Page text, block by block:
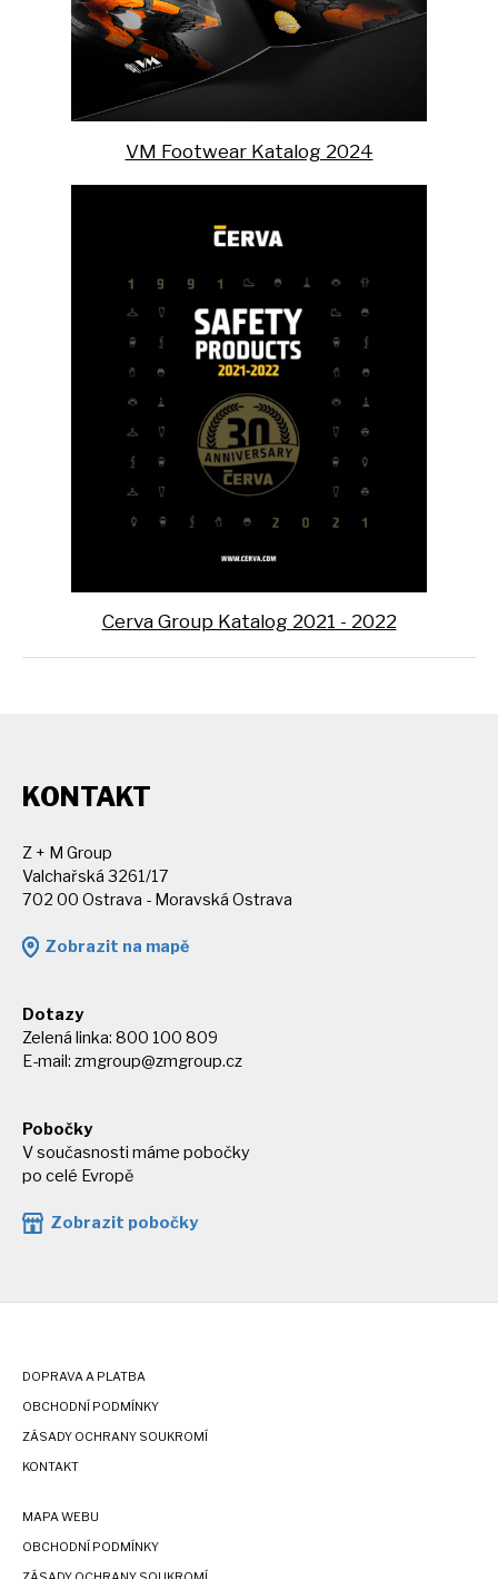
VM Footwear Katalog 2024
Cerva Group Katalog 2021 - 2022
KONTAKT
Z + M Group
Valchařská 3261/17
702 00 Ostrava - Moravská Ostrava
Zobrazit na mapě
Dotazy
Zelená linka: 800 100 809
E-mail: zmgroup@zmgroup.cz
Pobočky
V současnosti máme pobočky
po celé Evropě
Zobrazit pobočky
DOPRAVA A PLATBA
OBCHODNÍ PODMÍNKY
ZÁSADY OCHRANY SOUKROMÍ
KONTAKT
MAPA WEBU
OBCHODNÍ PODMÍNKY